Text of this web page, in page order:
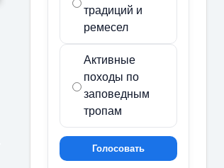
традиций и
ремесел
Активные
походы по
заповедным
тропам
Голосовать